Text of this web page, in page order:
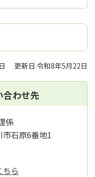
更新日 令和8年5月22日
合わせ先
係
石原6番地1
ちら